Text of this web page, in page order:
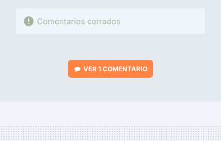
Comentarios cerrados
VER 1 COMENTARIO